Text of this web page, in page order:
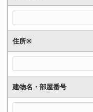
住所※
建物名・部屋番号